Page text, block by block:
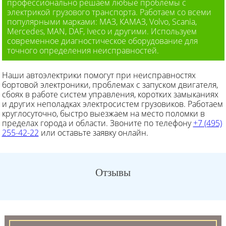
профессионально решаем любые проблемы с
электрикой грузового транспорта. Работаем со всеми
популярными марками: МАЗ, КАМАЗ, Volvo, Scania,
Mercedes, MAN, DAF, Iveco и другими. Используем
современное диагностическое оборудование для
точного определения неисправностей.
Наши автоэлектрики помогут при неисправностях
бортовой электроники, проблемах с запуском двигателя,
сбоях в работе систем управления, коротких замыканиях
и других неполадках электросистем грузовиков. Работаем
круглосуточно, быстро выезжаем на место поломки в
пределах города и области. Звоните по телефону+7 (495)
255-42-22 или оставьте заявку онлайн.
Отзывы